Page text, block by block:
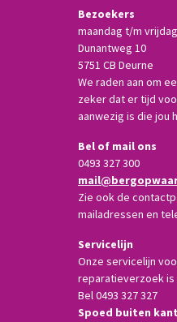
Bezoekers
maandag t/m
Dunantweg 10
5751 CB Deurne
We raden aan om
zeker dat er tijd
aanwezig is die jou
Bel of mail ons
0493 327 300
Zie ook de
mailadressen en
Servicelijn
Onze servicelijn
reparatieverzoek is
Bel 0493 327 327
Spoed buiten